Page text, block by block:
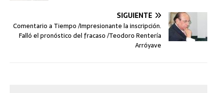
SIGUIENTE
Comentario a Tiempo /Impresionante la inscripción.
Falló el pronóstico del fracaso /Teodoro Rentería
Arróyave